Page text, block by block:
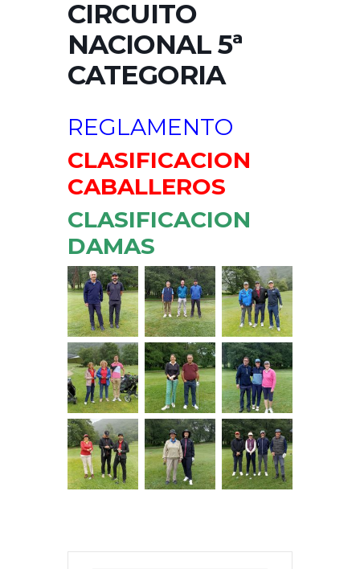
CIRCUITO
NACIONAL 5ª
CATEGORIA
REGLAMENTO
CLASIFICACION
CABALLEROS
CLASIFICACION
DAMAS